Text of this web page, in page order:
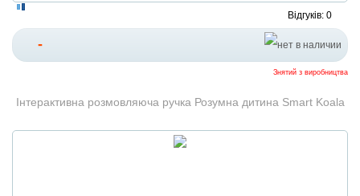
Відгуків: 0
-
Знятий з виробництва
Інтерактивна розмовляюча ручка Розумна дитина Smart Koala